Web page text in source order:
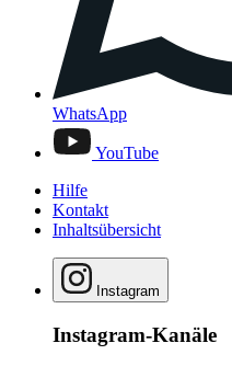
WhatsApp
YouTube
Hilfe
Kontakt
Inhaltsübersicht
Instagram
Instagram-Kanäle